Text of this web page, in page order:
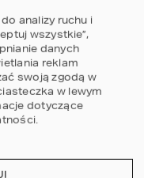
analizy ruchu i
wszystkie”,
danych
reklam
swoją zgodą w
w lewym
dotyczące
.